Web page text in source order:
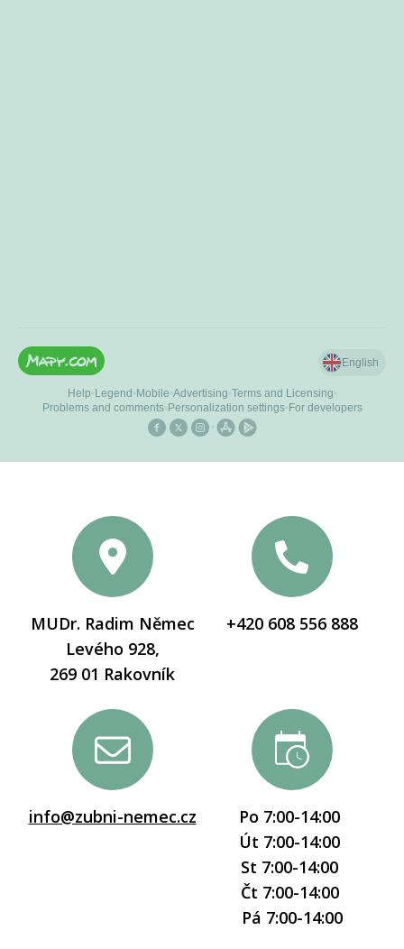
MUDr. Radim Němec
Levého 928,
269 01 Rakovník
+420 608 556 888
info@zubni-nemec.cz
Po 7:00-14:00
Út 7:00-14:00
St 7:00-14:00
Čt 7:00-14:00
Pá 7:00-14:00